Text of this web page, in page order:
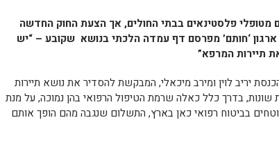
מטופלי פלסטינאים בבתי החולים, אך הצעת החוק החדשה
‘חותם’ מפרסם דף עמדה הלכתי בנושא שקובע – “יש
תיירות המרפא”
יריב לוין ומירב מיכאלי, המבקשת להסדיר את נושא תיירות
בדרך כלל כאלה שרמת הטיפול הרפואי בהן נמוכה, על מנת
בביטוח רפואי כאן בארץ, התשלום שנגבה מהם הופך אותם